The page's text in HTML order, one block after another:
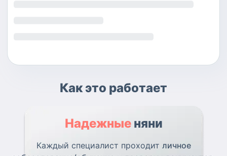
Как это работает
Надежные няни
Каждый специалист проходит личное